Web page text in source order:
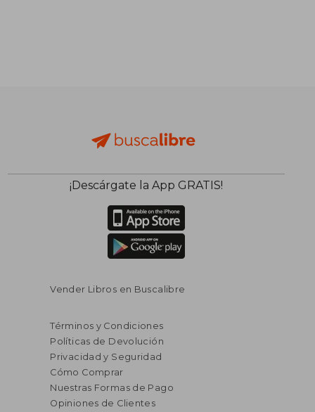
¡Descárgate la App GRATIS!
Vender Libros en Buscalibre
Términos y Condiciones
Políticas de Devolución
Privacidad y Seguridad
Cómo Comprar
Nuestras Formas de Pago
Opiniones de Clientes